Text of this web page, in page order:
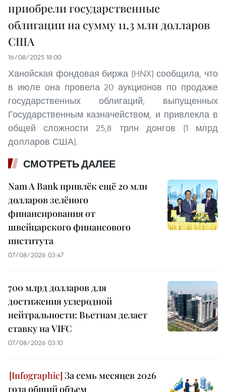
приобрели государственные
облигации на сумму 11,3 млн долларов
США
16/08/2025 18:00
Ханойская фондовая биржа (HNX) сообщила, что
в июле она провела 20 аукционов по продаже
государственных облигаций, выпущенных
Государственным казначейством, и привлекла в
общей сложности 25,8 трлн донгов (1 млрд
долларов США).
СМОТРЕТЬ ДАЛЕЕ
Nam A Bank привлёк ещё 20 млн
долларов зелёного
финансирования от
швейцарского финансового
института
07/08/2026 03:47
700 млрд долларов для
достижения углеродной
нейтральности: Вьетнам делает
ставку на VIFC
07/08/2026 03:10
За семь месяцев 2026
года общий объем